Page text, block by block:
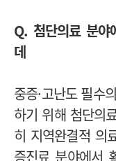
Q. 첨단의료 분야
데
중증·고난도 필수
하기 위해 첨단의
히 지역완결적 의
증진료 분야에서